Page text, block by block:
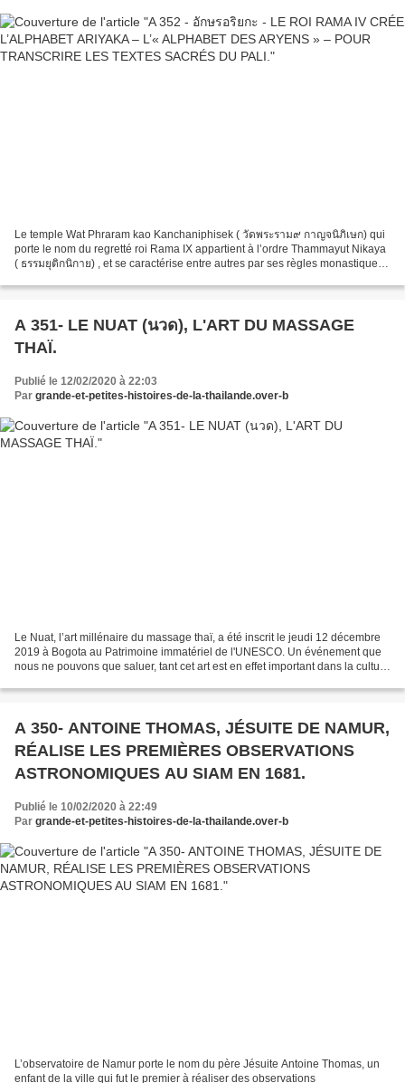
Le temple Wat Phraram kao Kanchaniphisek ( วัดพระราม๙ กาญจนิภิเษก) qui
porte le nom du regretté roi Rama IX appartient à l’ordre Thammayut Nikaya
( ธรรมยุติกนิกาย) , et se caractérise entre autres par ses règles monastiques
A 351- LE NUAT (นวด), L'ART DU MASSAGE
THAÏ.
Publié le 12/02/2020 à 22:03
Par grande-et-petites-histoires-de-la-thailande.over-b
Le Nuat, l’art millénaire du massage thaï, a été inscrit le jeudi 12 décembre
2019 à Bogota au Patrimoine immatériel de l'UNESCO. Un événement que
nous ne pouvons que saluer, tant cet art est en effet important dans la culture
A 350- ANTOINE THOMAS, JÉSUITE DE NAMUR,
RÉALISE LES PREMIÈRES OBSERVATIONS
ASTRONOMIQUES AU SIAM EN 1681.
Publié le 10/02/2020 à 22:49
Par grande-et-petites-histoires-de-la-thailande.over-b
L’observatoire de Namur porte le nom du père Jésuite Antoine Thomas, un
enfant de la ville qui fut le premier à réaliser des observations